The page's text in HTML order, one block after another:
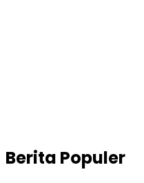
Berita Populer